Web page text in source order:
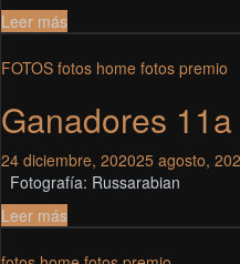
Leer más
FOTOS fotos home fotos premio
Ganadores
24 diciembre, 202025 agosto,
Fotografía: Russarabian
Leer más